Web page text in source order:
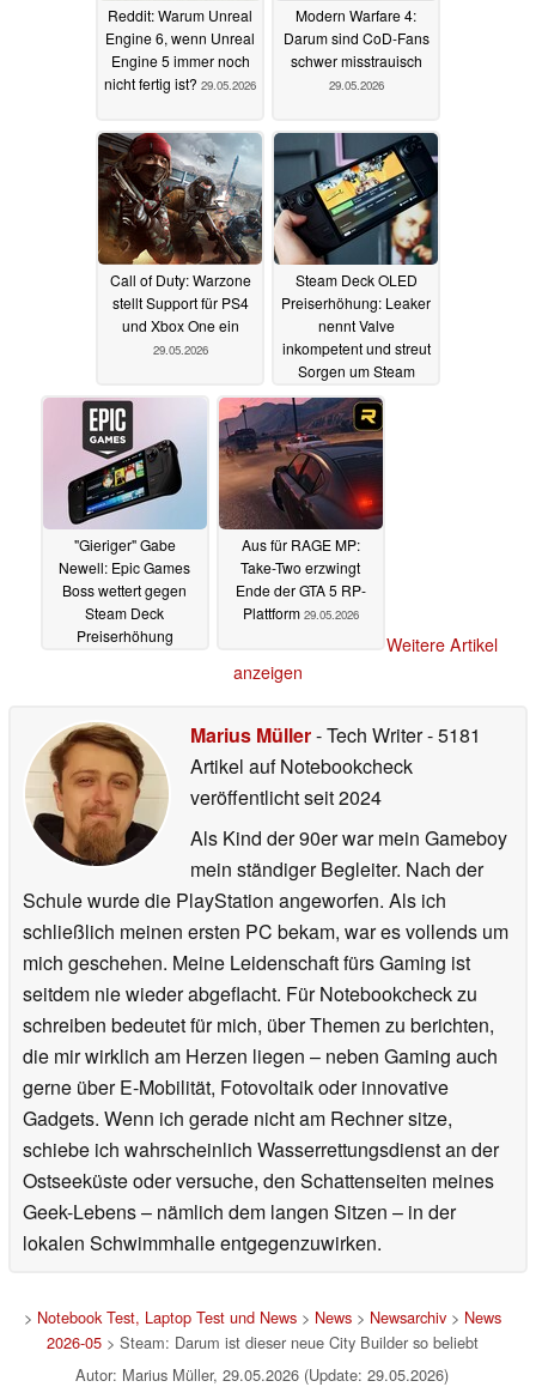
Reddit: Warum Unreal
Engine 6, wenn Unreal
Engine 5 immer noch
nicht fertig ist? 29.05.2026
Modern Warfare 4:
Darum sind CoD-Fans
schwer misstrauisch
29.05.2026
Call of Duty: Warzone
stellt Support für PS4
und Xbox One ein
29.05.2026
Steam Deck OLED
Preiserhöhung: Leaker
nennt Valve
inkompetent und streut
Sorgen um Steam
Machine29.05.2026
"Gieriger" Gabe
Newell: Epic Games
Boss wettert gegen
Steam Deck
Preiserhöhung
Aus für RAGE MP:
Take-Two erzwingt
Ende der GTA 5 RP-
Plattform 29.05.2026
Weitere Artikel
anzeigen
Marius Müller- Tech Writer- 5181
Artikel auf Notebookcheck
veröffentlichtseit 2024
Als Kind der 90er war mein Gameboy
mein ständiger Begleiter. Nach der
Schule wurde die PlayStation angeworfen. Als ich
schließlich meinen ersten PC bekam, war es vollends um
mich geschehen. Meine Leidenschaft fürs Gaming ist
seitdem nie wieder abgeflacht. Für Notebookcheck zu
schreiben bedeutet für mich, über Themen zu berichten,
die mir wirklich am Herzen liegen – neben Gaming auch
gerne über E-Mobilität, Fotovoltaik oder innovative
Gadgets. Wenn ich gerade nicht am Rechner sitze,
schiebe ich wahrscheinlich Wasserrettungsdienst an der
Ostseeküste oder versuche, den Schattenseiten meines
Geek-Lebens – nämlich dem langen Sitzen – in der
lokalen Schwimmhalle entgegenzuwirken.
> Notebook Test, Laptop Test und News> News> Newsarchiv> News
2026-05> Steam: Darum ist dieser neue City Builder so beliebt
Autor: Marius Müller, 29.05.2026 (Update: 29.05.2026)